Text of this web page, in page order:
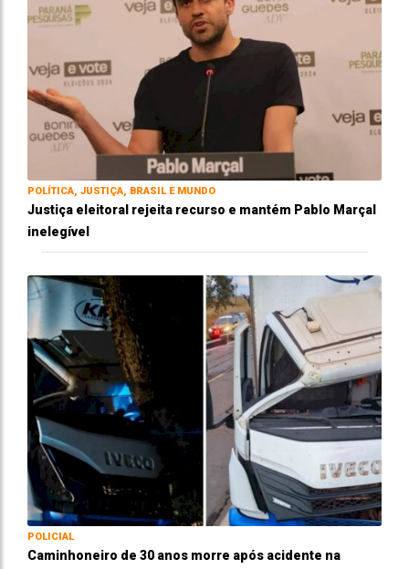
POLÍTICA, JUSTIÇA, BRASIL E MUNDO
Justiça eleitoral rejeita recurso e mantém Pablo Marçal
inelegível
POLICIAL
Caminhoneiro de 30 anos morre após acidente na